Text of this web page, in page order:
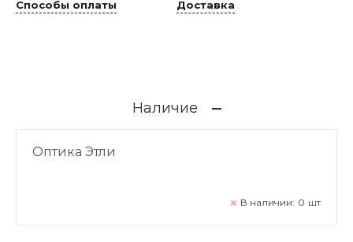
Способы оплаты Доставка
Наличие
Оптика Этли
В наличии: 0 шт